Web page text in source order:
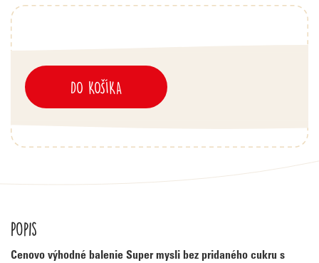
DO KOŠÍKA
Popis
Cenovo výhodné balenie Super mysli bez pridaného cukru s